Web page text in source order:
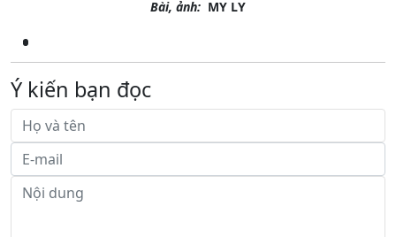
Bài, ảnh: MY LY
Ý kiến bạn đọc